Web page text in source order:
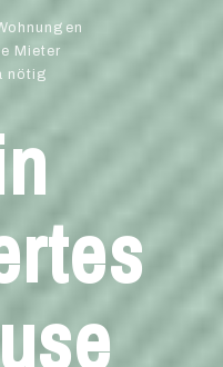
Mieter
nötig